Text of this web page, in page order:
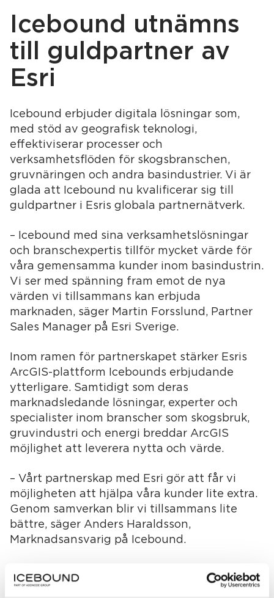
Icebound utnämns
till guldpartner av
Esri
Icebound erbjuder digitala lösningar som,
med stöd av geografisk teknologi,
effektiviserar processer och
verksamhetsflöden för skogsbranschen,
gruvnäringen och andra basindustrier. Vi är
glada att Icebound nu kvalificerar sig till
guldpartner i Esris globala partnernätverk.
– Icebound med sina verksamhetslösningar
och branschexpertis tillför mycket värde för
våra gemensamma kunder inom basindustrin.
Vi ser med spänning fram emot de nya
värden vi tillsammans kan erbjuda
marknaden, säger Martin Forsslund, Partner
Sales Manager på Esri Sverige.
Inom ramen för partnerskapet stärker Esris
ArcGIS-plattform Icebounds erbjudande
ytterligare. Samtidigt som deras
marknadsledande lösningar, experter och
specialister inom branscher som skogsbruk,
gruvindustri och energi breddar ArcGIS
möjlighet att leverera nytta och värde.
– Vårt partnerskap med Esri gör att får vi
möjligheten att hjälpa våra kunder lite extra.
Genom samverkan blir vi tillsammans lite
bättre, säger Anders Haraldsson,
Marknadsansvarig på Icebound.
Relaterade länkar